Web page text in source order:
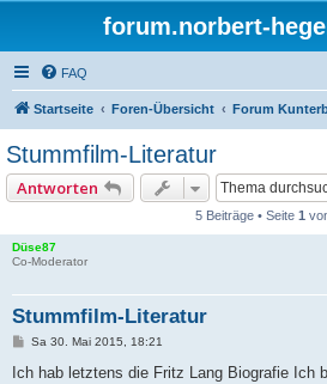
forum.norbert-
FAQ
Startseite Foren-Übersicht Forum
Stummfilm-Literatur
Antworten
5 Beiträge • Seite 1
Düse87
Co-Moderator
Stummfilm-Literatur
B
i
Sa 30. Mai 2015, 18:21
Ich hab letztens die Fritz Lang Biografie Ich